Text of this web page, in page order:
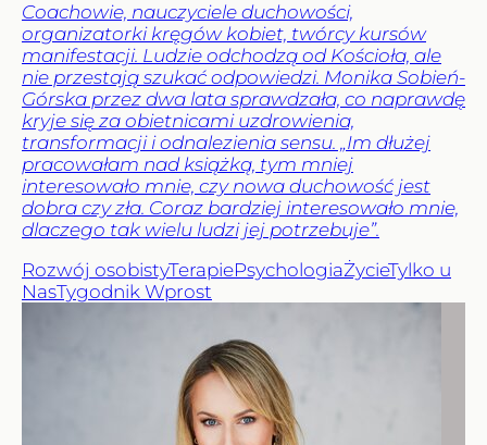
Coachowie, nauczyciele duchowości,
organizatorki kręgów kobiet, twórcy kursów
manifestacji. Ludzie odchodzą od Kościoła, ale
nie przestają szukać odpowiedzi. Monika Sobień-
Górska przez dwa lata sprawdzała, co naprawdę
kryje się za obietnicami uzdrowienia,
transformacji i odnalezienia sensu. „Im dłużej
pracowałam nad książką, tym mniej
interesowało mnie, czy nowa duchowość jest
dobra czy zła. Coraz bardziej interesowało mnie,
dlaczego tak wielu ludzi jej potrzebuje”.
Rozwój osobistyTerapiePsychologiaŻycieTylko u
NasTygodnik Wprost